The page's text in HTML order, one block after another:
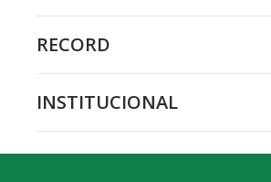
RECORD
INSTITUCIONAL